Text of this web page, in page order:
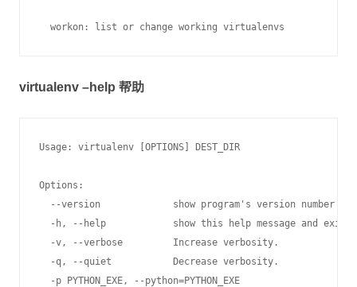
virtualenv –help 帮助
Usage: virtualenv [OPTIONS] DEST_DIR
Options:
--version             show program's version number
  -h, --help            show this help message and exit
  -v, --verbose         Increase verbosity.
  -q, --quiet           Decrease verbosity.
  -p PYTHON_EXE, --python=PYTHON_EXE